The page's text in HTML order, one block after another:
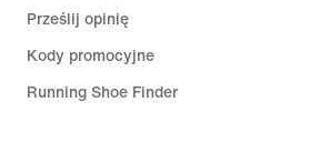
Prześlij opinię
Kody promocyjne
Running Shoe Finder